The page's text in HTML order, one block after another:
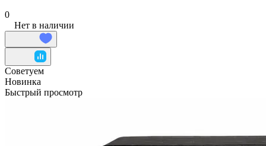
0
Нет в наличии
Советуем
Новинка
Быстрый просмотр